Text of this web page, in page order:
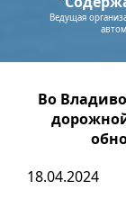
Ведущая
Во
18.04.2024